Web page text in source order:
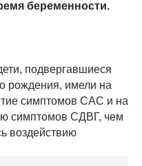
беременности.
подвергавшиеся
рождения, имели на
симптомов САС и на
симптомов СДВГ, чем
воздействию